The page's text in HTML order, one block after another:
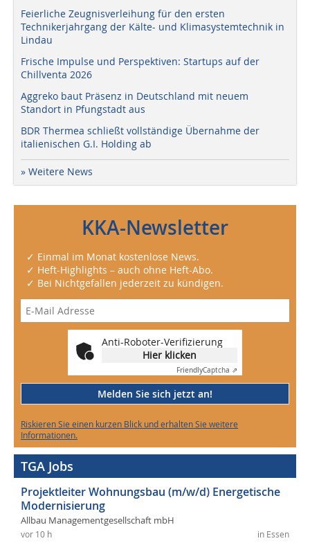
Feierliche Zeugnisverleihung für den ersten
Technikerjahrgang der Kälte- und Klimasystemtechnik in
Lindau
Frische Impulse und Perspektiven: Startups auf der
Chillventa 2026
Aggreko baut Präsenz in Deutschland mit neuem
Standort in Pfungstadt aus
BDR Thermea schließt vollständige Übernahme der
italienischen G.I. Holding ab
» Weitere News
KKA-Newsletter
✓ Einmal im Monat kostenlose News.
✓ Heft-Highlights – auch ohne Heft-Abo.
✓ Bei Nichtgefallen jederzeit zu kündigen.
Anti-Roboter-Verifizierung
Hier klicken
FriendlyCaptcha ⇗
Melden Sie sich jetzt an!
Riskieren Sie einen kurzen Blick und erhalten Sie weitere
Informationen.
TGA Jobs
Projektleiter Wohnungsbau (m/w/d) Energetische
Modernisierung
Allbau Managementgesellschaft mbH
in Essen
vor 10 h